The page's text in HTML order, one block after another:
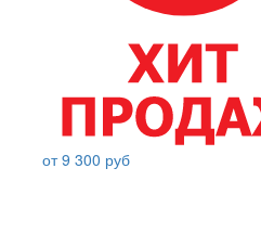
от 9 300 руб